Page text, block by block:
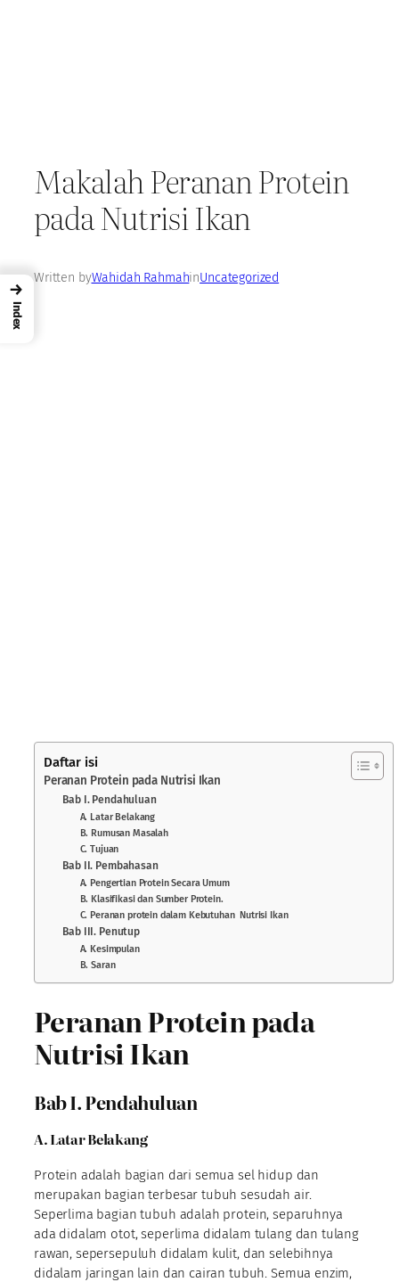
Makalah Peranan Protein
pada Nutrisi Ikan
Written byWahidah RahmahinUncategorized
Daftar isi
Peranan Protein pada Nutrisi Ikan
Bab I. Pendahuluan
A. Latar Belakang
B. Rumusan Masalah
C. Tujuan
Bab II. Pembahasan
A. Pengertian Protein Secara Umum
B. Klasifikasi dan Sumber Protein.
C. Peranan protein dalam Kebutuhan Nutrisi Ikan
Bab III. Penutup
A. Kesimpulan
B. Saran
Peranan Protein pada
Nutrisi Ikan
Bab I. Pendahuluan
A. Latar Belakang
Protein adalah bagian dari semua sel hidup dan
merupakan bagian terbesar tubuh sesudah air.
Seperlima bagian tubuh adalah protein, separuhnya
ada didalam otot, seperlima didalam tulang dan tulang
rawan, sepersepuluh didalam kulit, dan selebihnya
didalam jaringan lain dan cairan tubuh. Semua enzim,
→
Index